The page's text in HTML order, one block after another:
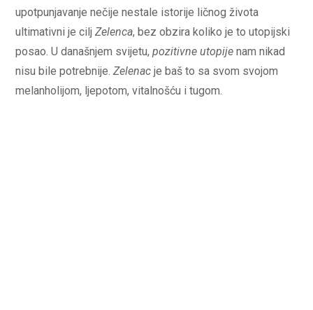
upotpunjavanje nečije nestale istorije ličnog života
ultimativni je ciljZelenca, bez obzira koliko je to utopijski
posao. U današnjem svijetu,pozitivne utopije nam nikad
nisu bile potrebnije.Zelenac je baš to sa svom svojom
melanholijom, ljepotom, vitalnošću i tugom.